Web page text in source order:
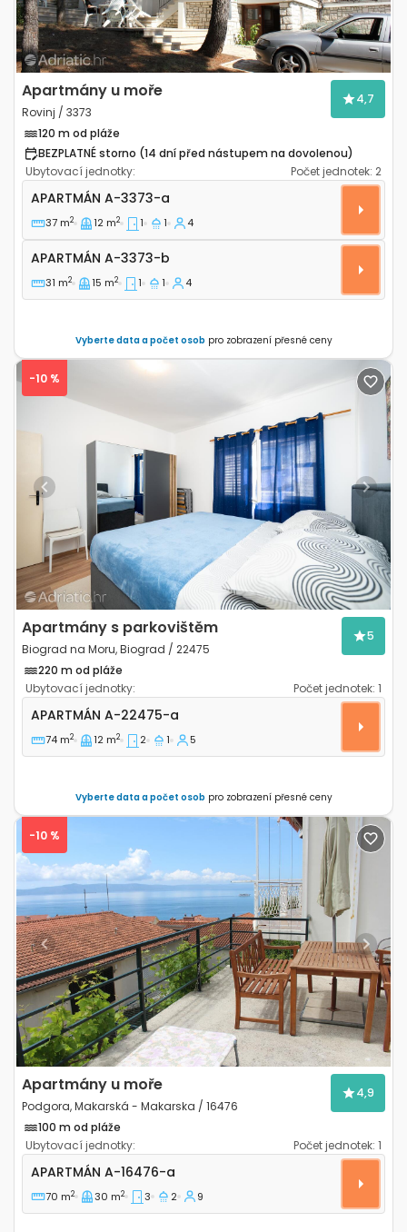
Apartmány u moře
Rovinj / 3373
4,7
120 m od pláže
BEZPLATNÉ storno (14 dní před nástupem na dovolenou)
Ubytovací jednotky:
Počet jednotek: 2
Jednopokojový apartmán Rovinj A-3373-a
APARTMÁN A-3373-a
37 m2 12 m2 1 1 4
Apartmán A-3373-b
APARTMÁN A-3373-b
31 m2 15 m2 1 1 4
Vyberte data a počet osob pro zobrazení přesné ceny
Previous Next
-10 %
Apartmány s parkovištěm
Biograd na Moru, Biograd / 22475
5
220 m od pláže
Ubytovací jednotky:
Počet jednotek: 1
Dvoupokojový apartmán Biograd na Moru, Biograd
APARTMÁN A-22475-a
74 m2 12 m2 2 1 5
Vyberte data a počet osob pro zobrazení přesné ceny
Previous Next
-10 %
Apartmány u moře
Podgora, Makarská - Makarska / 16476
4,9
100 m od pláže
Ubytovací jednotky:
Počet jednotek: 1
Třípokojový apartmán Podgora, Makarská -
APARTMÁN A-16476-a
70 m2 30 m2 3 2 9